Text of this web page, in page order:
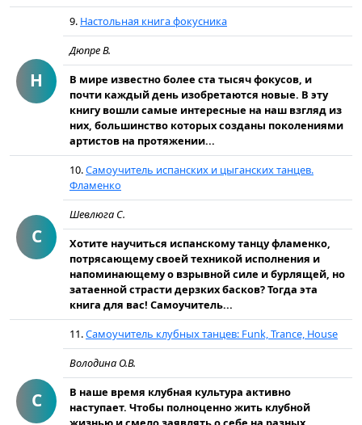
Н
9. Настольная книга фокусника
Дюпре В.
В мире известно более ста тысяч фокусов, и
почти каждый день изобретаются новые. В эту
книгу вошли самые интересные на наш взгляд из
них, большинство которых созданы поколениями
артистов на протяжении...
С
10.Самоучитель испанских и цыганских танцев.
Фламенко
Шевлюга С.
Хотите научиться испанскому танцу фламенко,
потрясающему своей техникой исполнения и
напоминающему о взрывной силе и бурлящей, но
затаенной страсти дерзких басков? Тогда эта
книга для вас! Самоучитель...
С
11.Самоучитель клубных танцев: Funk, Trance, House
Володина О.В.
В наше время клубная культура активно
наступает. Чтобы полноценно жить клубной